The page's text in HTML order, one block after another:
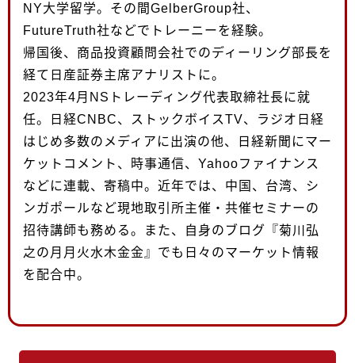
NY大学留学。その間GelberGroup社、
FutureTruth社などでトレーニーを経験。
帰国後、商品投資顧問会社でのディーリング部長を
経て日産証券主席アナリストに。
2023年4月NSトレーディング代表取締社長に就
任。日経CNBC、ストックボイスTV、ラジオ日経
はじめ多数のメディアに出演の他、日経新聞にマー
ケットコメント、時事通信、Yahooファイナンス
などに連載、寄稿中。近年では、中国、台湾、シ
ンガポールなど現地取引所主催・共催セミナーの
招待講師も務める。また、自身のブログ『菊川弘
之の月月火水木金金』でも日々のマーケット情報
を配合中。